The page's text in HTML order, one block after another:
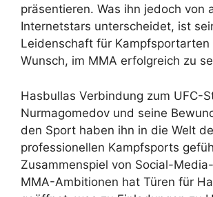
präsentieren. Was ihn jedoch von
Internetstars unterscheidet, ist
Leidenschaft für Kampfsportarten
Wunsch, im MMA erfolgreich zu
Hasbullas Verbindung zum UFC-
Nurmagomedov und seine
den Sport haben ihn in die Welt
professionellen Kampfsports
Zusammenspiel von Social-
MMA-Ambitionen hat Türen für